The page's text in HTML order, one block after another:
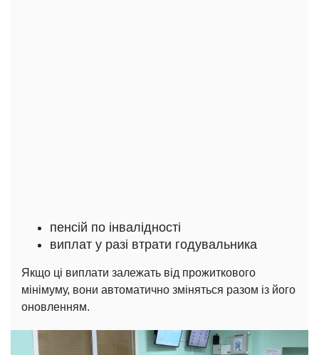
пенсій по інвалідності
виплат у разі втрати годувальника
Якщо ці виплати залежать від прожиткового
мінімуму, вони автоматично зміняться разом із його
оновленням.